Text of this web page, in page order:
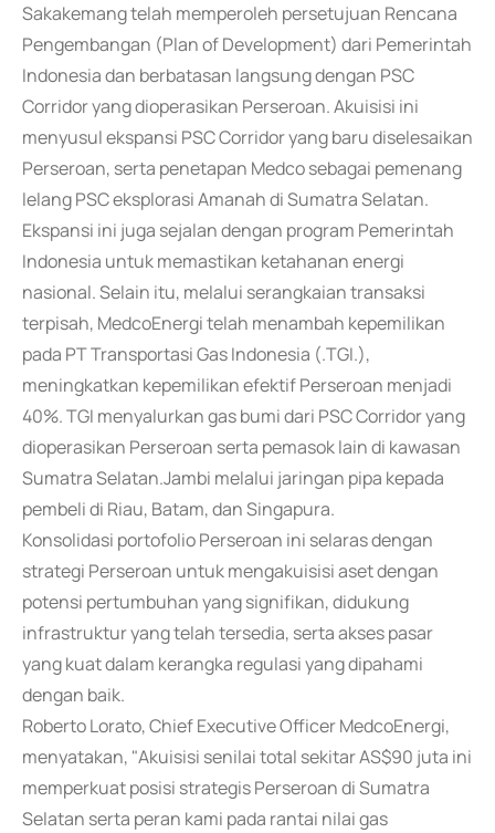
Sakakemang telah memperoleh persetujuan Rencana
Pengembangan (Plan of Development) dari Pemerintah
Indonesia dan berbatasan langsung dengan PSC
Corridor yang dioperasikan Perseroan. Akuisisi ini
menyusul ekspansi PSC Corridor yang baru diselesaikan
Perseroan, serta penetapan Medco sebagai pemenang
lelang PSC eksplorasi Amanah di Sumatra Selatan.
Ekspansi ini juga sejalan dengan program Pemerintah
Indonesia untuk memastikan ketahanan energi
nasional. Selain itu, melalui serangkaian transaksi
terpisah, MedcoEnergi telah menambah kepemilikan
pada PT Transportasi Gas Indonesia (.TGI.),
meningkatkan kepemilikan efektif Perseroan menjadi
40%. TGI menyalurkan gas bumi dari PSC Corridor yang
dioperasikan Perseroan serta pemasok lain di kawasan
Sumatra Selatan.Jambi melalui jaringan pipa kepada
pembeli di Riau, Batam, dan Singapura.
Konsolidasi portofolio Perseroan ini selaras dengan
strategi Perseroan untuk mengakuisisi aset dengan
potensi pertumbuhan yang signifikan, didukung
infrastruktur yang telah tersedia, serta akses pasar
yang kuat dalam kerangka regulasi yang dipahami
dengan baik.
Roberto Lorato, Chief Executive Officer MedcoEnergi,
menyatakan, "Akuisisi senilai total sekitar AS$90 juta ini
memperkuat posisi strategis Perseroan di Sumatra
Selatan serta peran kami pada rantai nilai gas